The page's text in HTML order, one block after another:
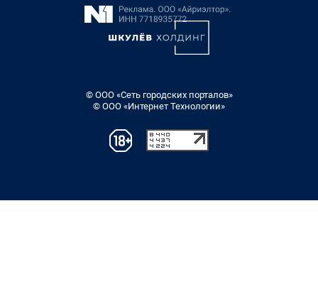
© ООО «Сеть городских порталов»
© ООО «Интернет Технологии»